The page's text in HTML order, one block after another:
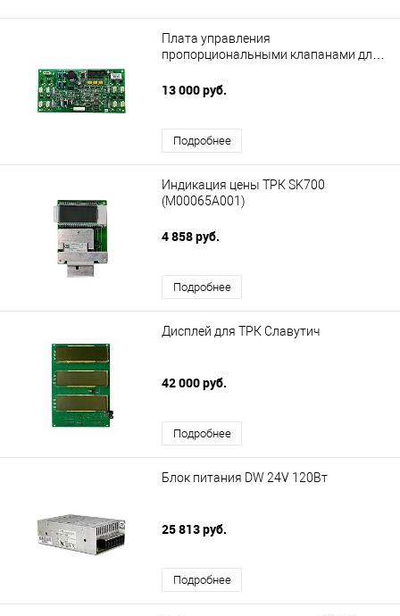
Плата управления
пропорциональными клапанами для
13 000 руб.
Подробнее
Индикация цены ТРК SK700
(М00065А001)
4 858 руб.
Подробнее
Дисплей для ТРК Славутич
42 000 руб.
Подробнее
Блок питания DW 24V 120Вт
25 813 руб.
Подробнее